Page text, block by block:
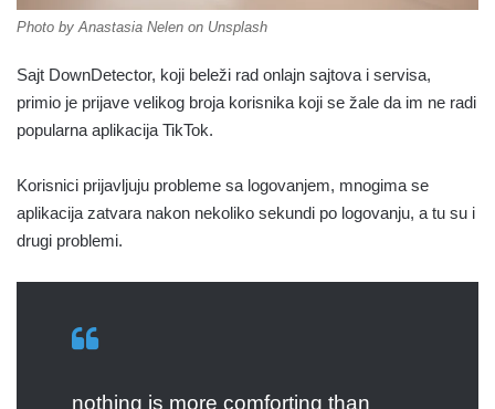
Photo by Anastasia Nelen on Unsplash
Sajt DownDetector, koji beleži rad onlajn sajtova i servisa,
primio je prijave velikog broja korisnika koji se žale da im ne radi
popularna aplikacija TikTok.
Korisnici prijavljuju probleme sa logovanjem, mnogima se
aplikacija zatvara nakon nekoliko sekundi po logovanju, a tu su i
drugi problemi.
nothing is more comforting than